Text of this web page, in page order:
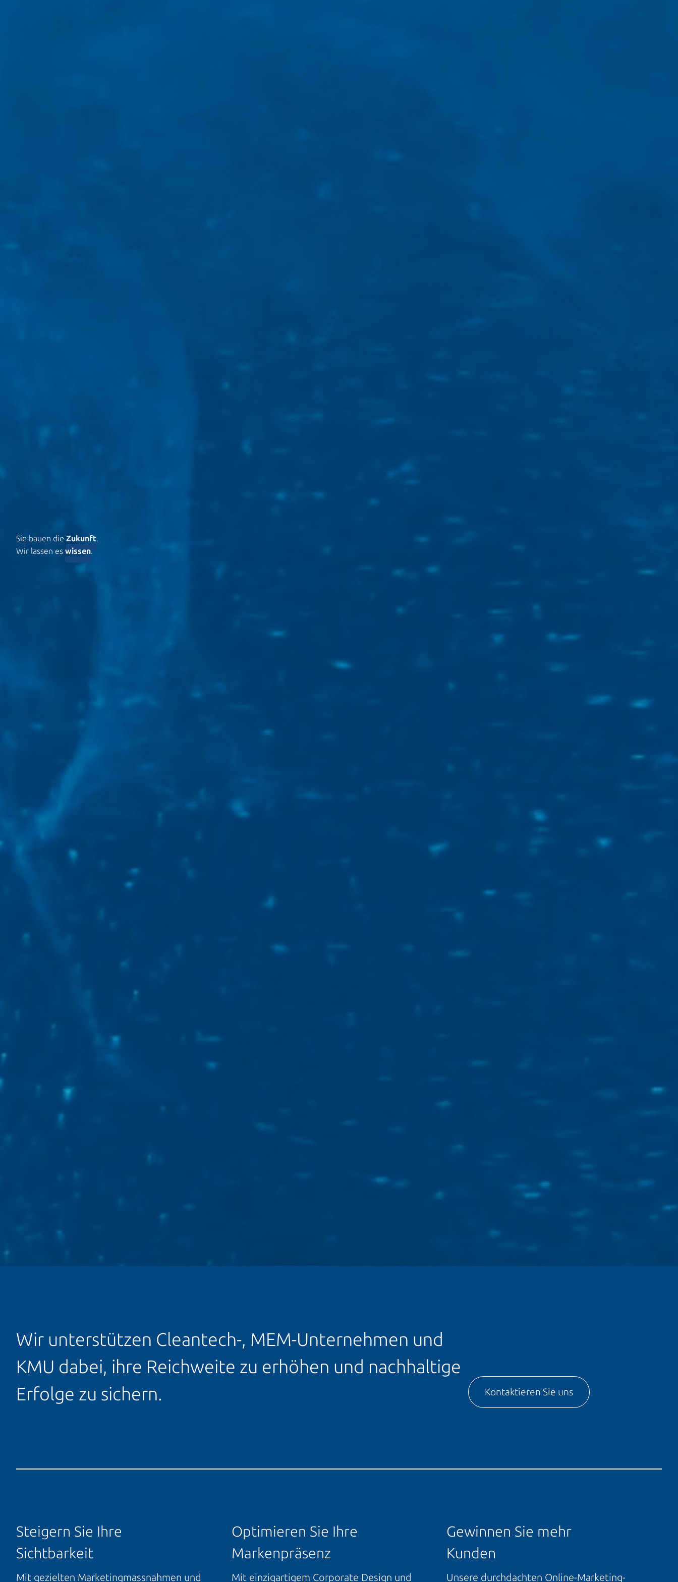
Sie bauen die Zukunft.
Wir lassen es wissen.
Wir unterstützen Cleantech-, MEM-Unternehmen und
KMU dabei, ihre Reichweite zu erhöhen und nachhaltige
Erfolge zu sichern.
Kontaktieren Sie uns
Steigern Sie Ihre
Sichtbarkeit
Mit gezielten Marketingmassnahmen und
Optimieren Sie Ihre
Markenpräsenz
Mit einzigartigem Corporate Design und
Gewinnen Sie mehr
Kunden
Unsere durchdachten Online-Marketing-